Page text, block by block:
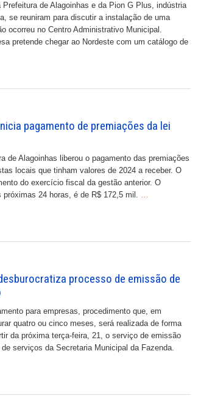
de Alagoinhas e da Pion G Plus, indústria
se reuniram para discutir a instalação de uma
ocorreu no Centro Administrativo Municipal.
pretende chegar ao Nordeste com um catálogo de
pagamento de premiações da lei
de Alagoinhas liberou o pagamento das premiações
locais que tinham valores de 2024 a receber. O
do exercício fiscal da gestão anterior. O
24 horas, é de R$ 172,5 mil. …
processo de emissão de
para empresas, procedimento que, em
quatro ou cinco meses, será realizada de forma
da próxima terça-feira, 21, o serviço de emissão
serviços da Secretaria Municipal da Fazenda.